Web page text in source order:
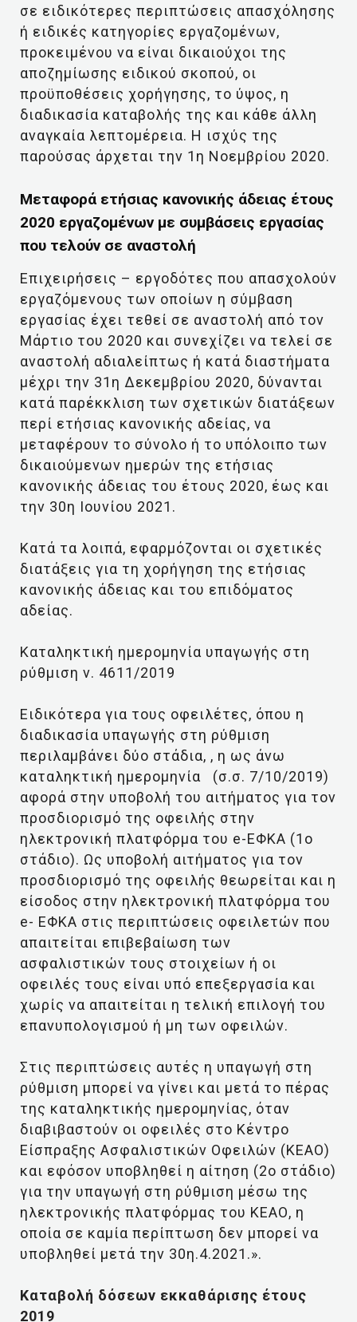
σε ειδικότερες περιπτώσεις απασχόλησης
ή ειδικές κατηγορίες εργαζομένων,
προκειμένου να είναι δικαιούχοι της
αποζημίωσης ειδικού σκοπού, οι
προϋποθέσεις χορήγησης, το ύψος, η
διαδικασία καταβολής της και κάθε άλλη
αναγκαία λεπτομέρεια. Η ισχύς της
παρούσας άρχεται την 1η Νοεμβρίου 2020.
Μεταφορά ετήσιας κανονικής άδειας έτους
2020 εργαζομένων με συμβάσεις εργασίας
που τελούν σε αναστολή
Επιχειρήσεις – εργοδότες που απασχολούν
εργαζόμενους των οποίων η σύμβαση
εργασίας έχει τεθεί σε αναστολή από τον
Μάρτιο του 2020 και συνεχίζει να τελεί σε
αναστολή αδιαλείπτως ή κατά διαστήματα
μέχρι την 31η Δεκεμβρίου 2020, δύνανται
κατά παρέκκλιση των σχετικών διατάξεων
περί ετήσιας κανονικής αδείας, να
μεταφέρουν το σύνολο ή το υπόλοιπο των
δικαιούμενων ημερών της ετήσιας
κανονικής άδειας του έτους 2020, έως και
την 30η Ιουνίου 2021.
Κατά τα λοιπά, εφαρμόζονται οι σχετικές
διατάξεις για τη χορήγηση της ετήσιας
κανονικής άδειας και του επιδόματος
αδείας.
Καταληκτική ημερομηνία υπαγωγής στη
ρύθμιση ν. 4611/2019
Ειδικότερα για τους οφειλέτες, όπου η
διαδικασία υπαγωγής στη ρύθμιση
περιλαμβάνει δύο στάδια, , η ως άνω
καταληκτική ημερομηνία (σ.σ. 7/10/2019)
αφορά στην υποβολή του αιτήματος για τον
προσδιορισμό της οφειλής στην
ηλεκτρονική πλατφόρμα του e-ΕΦΚΑ (1ο
στάδιο). Ως υποβολή αιτήματος για τον
προσδιορισμό της οφειλής θεωρείται και η
είσοδος στην ηλεκτρονική πλατφόρμα του
e- ΕΦΚΑ στις περιπτώσεις οφειλετών που
απαιτείται επιβεβαίωση των
ασφαλιστικών τους στοιχείων ή οι
οφειλές τους είναι υπό επεξεργασία και
χωρίς να απαιτείται η τελική επιλογή του
επανυπολογισμού ή μη των οφειλών.
Στις περιπτώσεις αυτές η υπαγωγή στη
ρύθμιση μπορεί να γίνει και μετά το πέρας
της καταληκτικής ημερομηνίας, όταν
διαβιβαστούν οι οφειλές στο Κέντρο
Είσπραξης Ασφαλιστικών Οφειλών (ΚΕΑΟ)
και εφόσον υποβληθεί η αίτηση (2ο στάδιο)
για την υπαγωγή στη ρύθμιση μέσω της
ηλεκτρονικής πλατφόρμας του ΚΕΑΟ, η
οποία σε καμία περίπτωση δεν μπορεί να
υποβληθεί μετά την 30η.4.2021.».
Καταβολή δόσεων εκκαθάρισης έτους
2019